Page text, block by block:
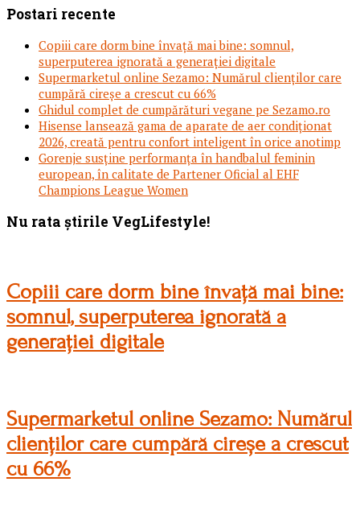
Postari recente
Copiii care dorm bine învață mai bine: somnul,
superputerea ignorată a generației digitale
Supermarketul online Sezamo: Numărul clienților care
cumpără cireșe a crescut cu 66%
Ghidul complet de cumpărături vegane pe Sezamo.ro
Hisense lansează gama de aparate de aer condiționat
2026, creată pentru confort inteligent în orice anotimp
Gorenje susține performanța în handbalul feminin
european, în calitate de Partener Oficial al EHF
Champions League Women
Footer
Nu rata știrile VegLifestyle!
Copiii care dorm bine învață mai bine:
somnul, superputerea ignorată a
generației digitale
Supermarketul online Sezamo: Numărul
clienților care cumpără cireșe a crescut
cu 66%